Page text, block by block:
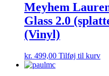
Meyhem
Glass 2.0
(Vinyl)
kr. 499,00 Tilføj til kurv